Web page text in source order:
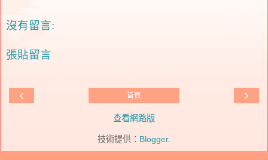
沒有留言:
張貼留言
‹ ›
首頁
查看網路版
技術提供： Blogger.